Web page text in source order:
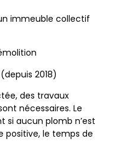
immeuble collectif
2018)
des travaux
nécessaires. Le
si aucun plomb n’est
positive, le temps de